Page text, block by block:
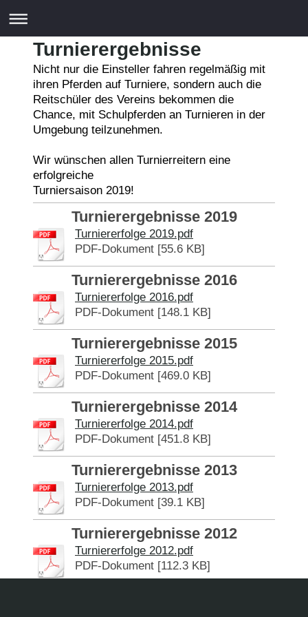
Turnierergebnisse
Nicht nur die Einsteller fahren regelmäßig mit
ihren Pferden auf Turniere, sondern auch die
Reitschüler des Vereins bekommen die
Chance, mit Schulpferden an Turnieren in der
Umgebung teilzunehmen.
Wir wünschen allen Turnierreitern eine
erfolgreiche
Turniersaison 2019!
Turnierergebnisse 2019
Turniererfolge 2019.pdf
PDF-Dokument [55.6 KB]
Turnierergebnisse 2016
Turniererfolge 2016.pdf
PDF-Dokument [148.1 KB]
Turnierergebnisse 2015
Turniererfolge 2015.pdf
PDF-Dokument [469.0 KB]
Turnierergebnisse 2014
Turniererfolge 2014.pdf
PDF-Dokument [451.8 KB]
Turnierergebnisse 2013
Turniererfolge 2013.pdf
PDF-Dokument [39.1 KB]
Turnierergebnisse 2012
Turniererfolge 2012.pdf
PDF-Dokument [112.3 KB]